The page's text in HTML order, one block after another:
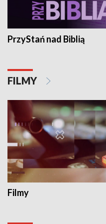
PrzyStań nad Biblią
FILMY
Filmy